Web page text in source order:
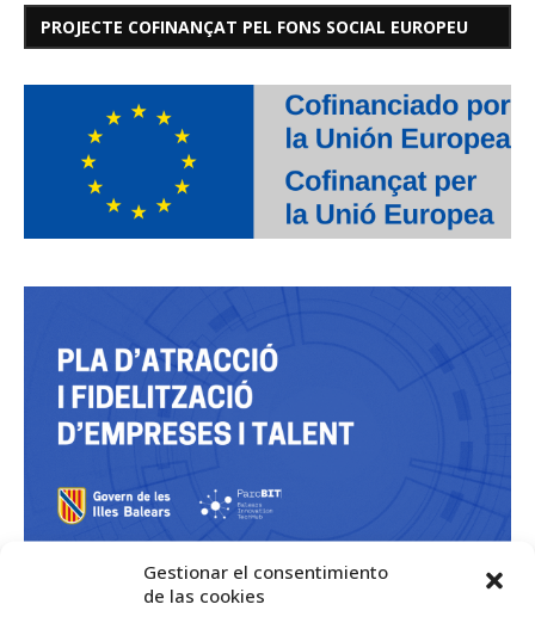
Gestionar el consentimiento
de las cookies
PROJECTE COFINANÇAT PEL FONS SOCIAL EUROPEU